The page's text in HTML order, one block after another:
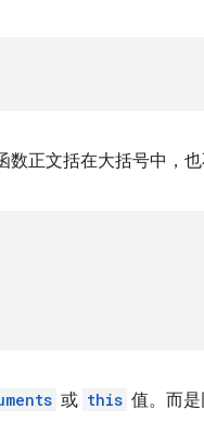
数正文括在大括号中，
或 this 值。而